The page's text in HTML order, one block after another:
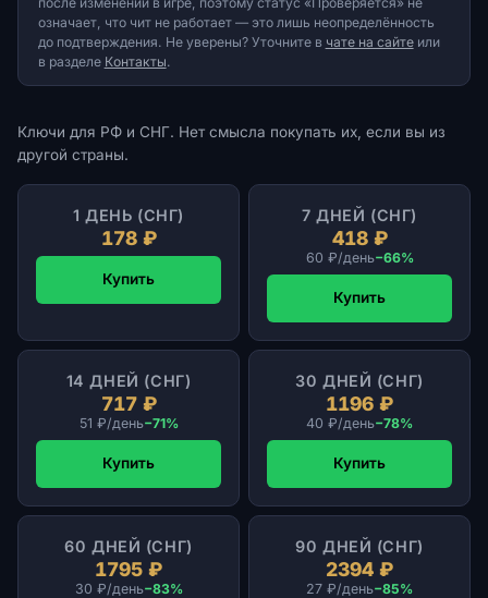
означает, что чит не работает — это лишь неопределённость
до подтверждения. Не уверены? Уточните в чате на сайтеили
в разделе Контакты.
Ключи для РФ и СНГ. Нет смысла покупать их, если вы из
другой страны.
1 ДЕНЬ (СНГ)
178 ₽
Купить
7 ДНЕЙ (СНГ)
418 ₽
60 ₽/день−66%
Купить
14 ДНЕЙ (СНГ)
717 ₽
51 ₽/день−71%
Купить
30 ДНЕЙ (СНГ)
1196 ₽
40 ₽/день−78%
Купить
60 ДНЕЙ (СНГ)
1795 ₽
30 ₽/день−83%
90 ДНЕЙ (СНГ)
2394 ₽
27 ₽/день−85%